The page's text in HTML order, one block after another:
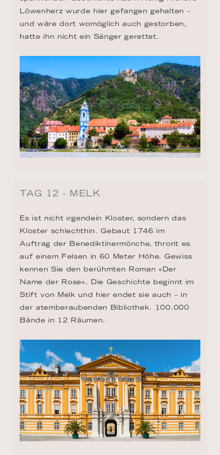
Löwenherz wurde hier gefangen gehalten –
und wäre dort womöglich auch gestorben,
hatte ihn nicht ein Sänger gerettet.
TAG 12 - MELK
Es ist nicht irgendein Kloster, sondern das
Kloster schlechthin. Gebaut 1746 im
Auftrag der Benediktinermönche, thront es
auf einem Felsen in 60 Meter Höhe. Gewiss
kennen Sie den berühmten Roman «Der
Name der Rose». Die Geschichte beginnt im
Stift von Melk und hier endet sie auch – in
der atemberaubenden Bibliothek. 100.000
Bände in 12 Räumen.